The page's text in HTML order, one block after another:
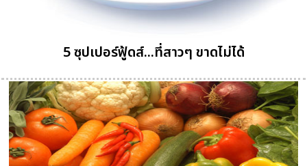
5 ซุปเปอร์ฟู้ดส์...ที่สาวๆ ขาดไม่ได้